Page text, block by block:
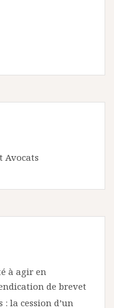
Avocats
à agir en
de brevet
la cession d’un